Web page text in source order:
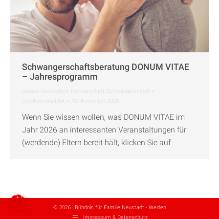
Schwangerschaftsberatung DONUM VITAE
– Jahresprogramm
Partnerschaft
Von BuendnisLRA 18. November 2025
Wenn Sie wissen wollen, was DONUM VITAE im
Jahr 2026 an interessanten Veranstaltungen für
(werdende) Eltern bereit hält, klicken Sie auf
© 2026 | Bündnis für Familie Neustadt - Weiden
Impressum & Datenschutz